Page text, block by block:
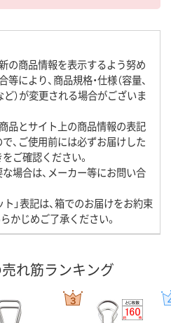
の商品情報を表示するよう努め
により、商品規格・仕様（容量、
ど）が変更される場合がございま
品とサイト上の商品情報の表記
、ご使用前には必ずお届けした
ご確認ください。
場合は、メーカー等にお問い合
ト」表記は、箱でのお届けをお約束
かじめご了承ください。
れ筋ランキング